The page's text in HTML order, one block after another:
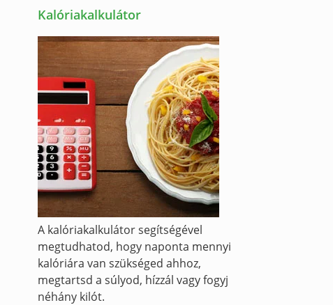
Kalóriakalkulátor
A kalóriakalkulátor segítségével
megtudhatod, hogy naponta mennyi
kalóriára van szükséged ahhoz,
megtartsd a súlyod, hízzál vagy fogyj
néhány kilót.